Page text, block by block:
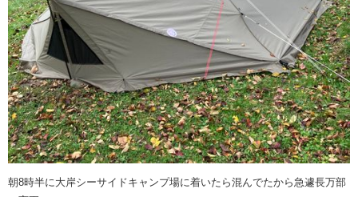
朝8時半に大岸シーサイドキャンプ場に着いたら混んでたから急遽長万部